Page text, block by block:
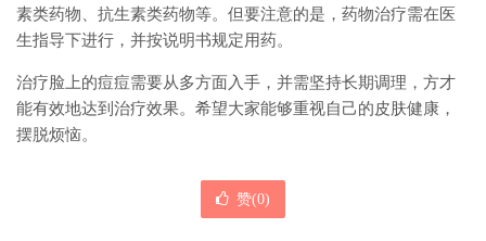
素类药物、抗生素类药物等。但要注意的是，药物治疗需在医
生指导下进行，并按说明书规定用药。
治疗脸上的痘痘需要从多方面入手，并需坚持长期调理，方才
能有效地达到治疗效果。希望大家能够重视自己的皮肤健康，
摆脱烦恼。
赞(0)